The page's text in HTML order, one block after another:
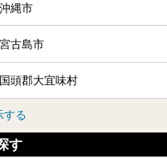
沖縄市
宮古島市
国頭郡大宜味村
する
す